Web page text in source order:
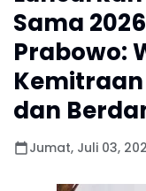
Sama
Prabowo:
dan
Jumat, Juli 03,